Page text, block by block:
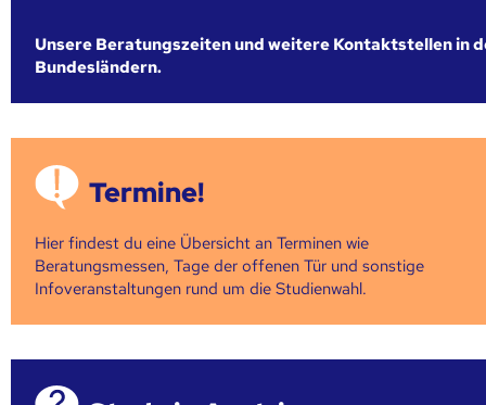
Unsere Beratungszeiten und weitere Kontaktstellen in
Bundesländern.
Termine!
Hier findest du eine Übersicht an Terminen wie
Beratungsmessen, Tage der offenen Tür und sonstige
Infoveranstaltungen rund um die Studienwahl.